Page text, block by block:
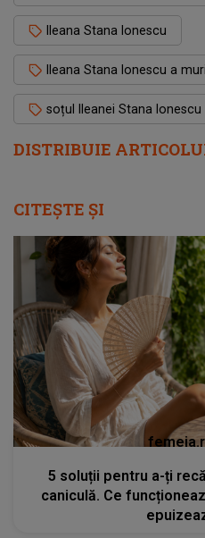
DISTRIBUIE
Ileana Stana Ionescu
Ileana Stana Ionescu a
soțul Ileanei Stana Ionescu
CITEȘTE ȘI
5 soluții pentru a-ți
caniculă. Ce